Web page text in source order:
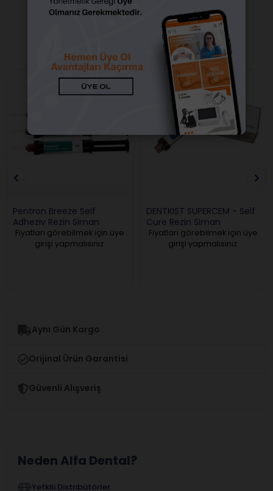
BENZER ÜRÜNLER
Pentron Breeze Self
Adheziv Rezin Siman
Fiyatları görebilmek için üye
girişi yapmalısınız.
DENTKIST SUPERCEM - Self
Cure Rezin Siman
Fiyatları görebilmek için üye
girişi yapmalısınız.
Aynı Gün Kargo
Orijinal Ürün Garantisi
Güvenli Alışveriş
Neden Alfa Dental?
Yetkili Distribütörler